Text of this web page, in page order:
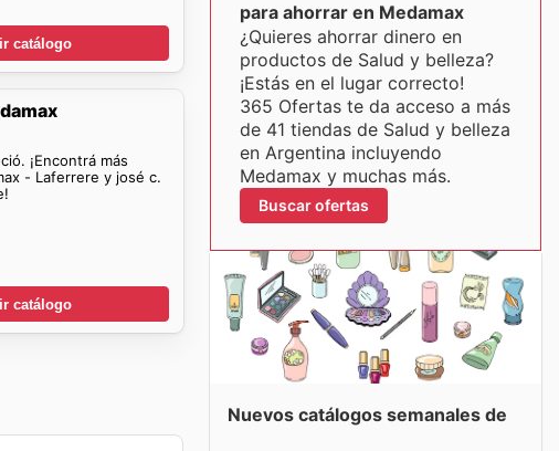
catálogo
¡Encontrá más
- Laferrere y josé c.
catálogo
para ahorrar en Medamax
¿Quieres ahorrar dinero en
productos de Salud y belleza?
¡Estás en el lugar correcto!
365 Ofertas te da acceso a más
de 41 tiendas de Salud y belleza
en Argentina incluyendo
Medamax y muchas más.
Buscar ofertas
Nuevos catálogos semanales de